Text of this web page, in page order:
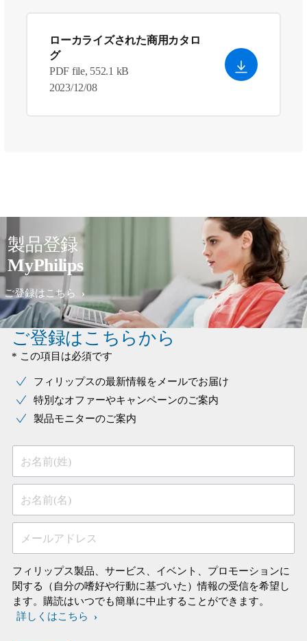
ローカライズされた商用カタロ
グ
PDF file, 552.1 kB
2023/12/08
製品登録
MyPhilips
ご登録はこちら
ご登録はこちらから
* この項目は必須です
フィリップスの最新情報をメールでお届け
特別なオファーやキャンペーンのご案内
製品モニターのご案内
お名前(姓)
お名前(名)
メールアドレス
フィリップス製品、サービス、イベント、プロモーションに
関する（自分の嗜好や行動に基づいた）情報の受信を希望し
ます。購読はいつでも簡単に中止することができます。
詳しくはこちら